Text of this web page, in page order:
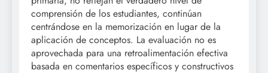
comprensión de los estudiantes, continúan
centrándose en la memorización en lugar de la
aplicación de conceptos. La evaluación no es
aprovechada para una retroalimentación efectiva
basada en comentarios específicos y constructivos